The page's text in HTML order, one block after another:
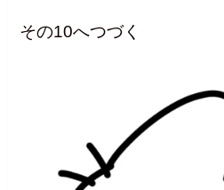
その10へつづく